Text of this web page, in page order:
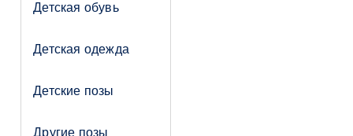
Детская обувь
Детская одежда
Детские позы
Другие позы